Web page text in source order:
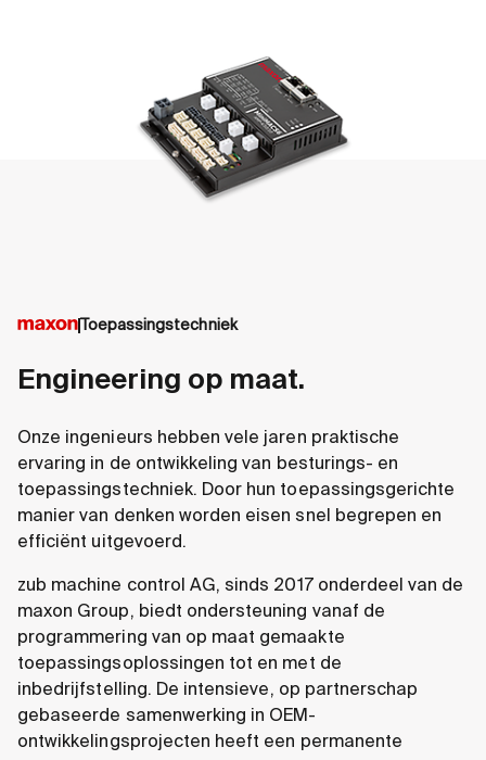
Toepassingstechniek
Engineering op maat.
Onze ingenieurs hebben vele jaren praktische
ervaring in de ontwikkeling van besturings- en
toepassingstechniek. Door hun toepassingsgerichte
manier van denken worden eisen snel begrepen en
efficiënt uitgevoerd.
zub machine control AG, sinds 2017 onderdeel van de
maxon Group, biedt ondersteuning vanaf de
programmering van op maat gemaakte
toepassingsoplossingen tot en met de
inbedrijfstelling. De intensieve, op partnerschap
gebaseerde samenwerking in OEM-
ontwikkelingsprojecten heeft een permanente